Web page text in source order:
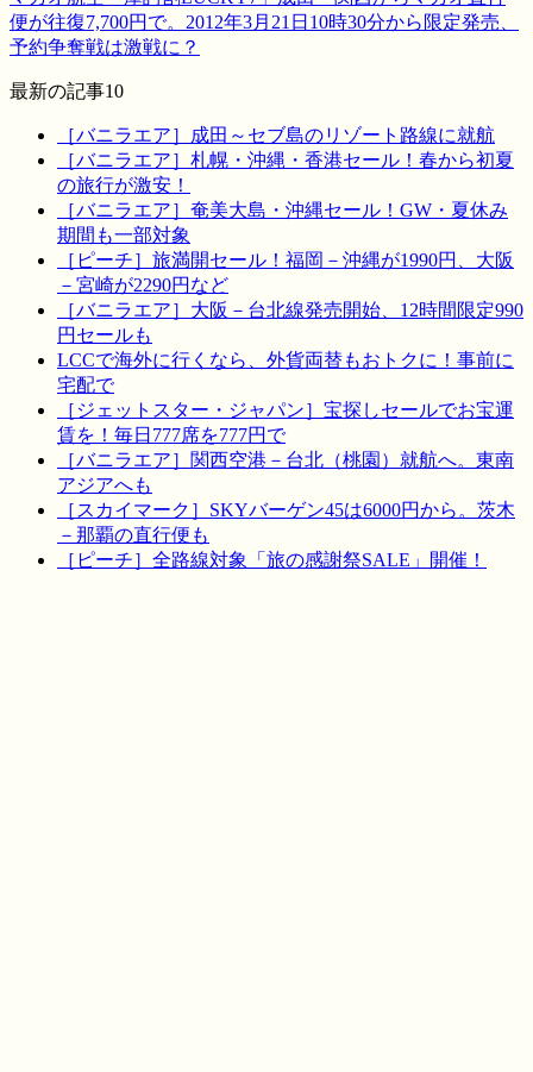
便が往復7,700円で。2012年3月21日10時30分から限定発売、
予約争奪戦は激戦に？
最新の記事10
［バニラエア］成田～セブ島のリゾート路線に就航
［バニラエア］札幌・沖縄・香港セール！春から初夏
の旅行が激安！
［バニラエア］奄美大島・沖縄セール！GW・夏休み
期間も一部対象
［ピーチ］旅満開セール！福岡－沖縄が1990円、大阪
－宮崎が2290円など
［バニラエア］大阪－台北線発売開始、12時間限定990
円セールも
LCCで海外に行くなら、外貨両替もおトクに！事前に
宅配で
［ジェットスター・ジャパン］宝探しセールでお宝運
賃を！毎日777席を777円で
［バニラエア］関西空港－台北（桃園）就航へ。東南
アジアへも
［スカイマーク］SKYバーゲン45は6000円から。茨木
－那覇の直行便も
［ピーチ］全路線対象「旅の感謝祭SALE」開催！